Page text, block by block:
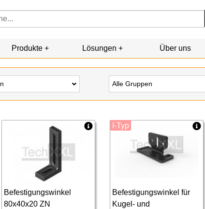
Produkte Lösungen Über uns
Alle Gruppen
Befestigungswinkel
80x40x20 ZN
Befestigungswinkel für
Kugel- und
I-Typ